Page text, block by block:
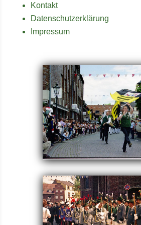
Kontakt
Datenschutzerklärung
Impressum